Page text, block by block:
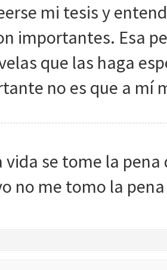
mi tesis y
importantes. Esa
que las haga
no es que a mí
vida se tome la
no me tomo la